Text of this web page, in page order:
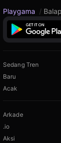
Playgama /
Sedang Tren
Baru
Acak
Arkade
.io
Aksi